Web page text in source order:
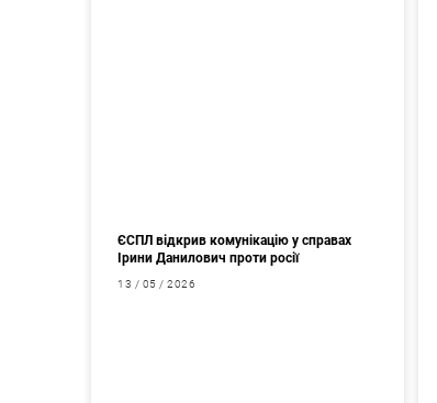
ЄСПЛ відкрив комунікацію у справах
Ірини Данилович проти росії
13 / 05 / 2026